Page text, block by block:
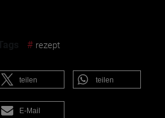
# rezept
teilen teilen
E-Mail